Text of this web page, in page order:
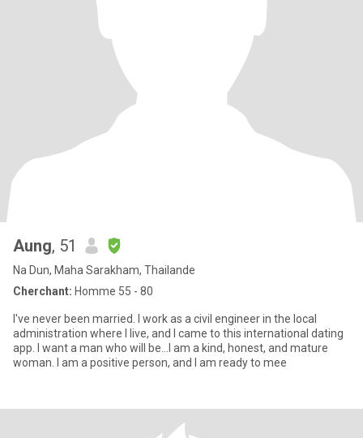
Aung, 51
Na Dun, Maha Sarakham, Thailande
Cherchant: Homme 55 - 80
I've never been married. I work as a civil engineer in the local
administration where I live, and I came to this international dating
app. I want a man who will be...I am a kind, honest, and mature
woman. I am a positive person, and I am ready to mee